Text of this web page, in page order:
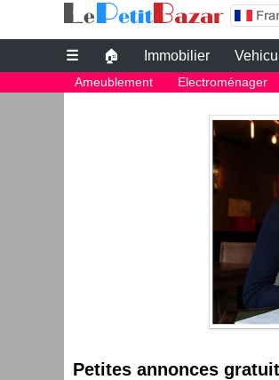
Petites annonces gratuites
☰ 🏠 Immobilier
Ameublement Electroménager
Petites annonces gratuites
Petites annonces